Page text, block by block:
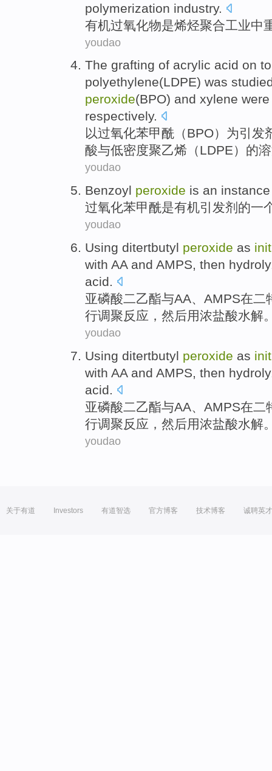
polymerization industry.
有机过氧化物是烯烃聚合工业中
youdao
The grafting of acrylic acid on to
polyethylene(LDPE) was
peroxide(BPO) and xylene
respectively.
以过氧化苯甲酰 （BPO） 为引发
酸与低密度聚乙烯 （LDPE） 的
youdao
Benzoyl peroxide is an instance
过氧化苯甲酰是有机引发剂的一
youdao
Using ditertbutyl peroxide as
with AAand AMPS, then
acid.
亚磷酸二乙酯与AA、 AMPS在二
行调聚反应， 然后用浓盐酸水解
youdao
Using ditertbutyl peroxide as
with AAand AMPS, then
acid.
亚磷酸二乙酯与AA、 AMPS在二
行调聚反应， 然后用浓盐酸水解
youdao
关于有道 Investors 有道智选 官方博客 技术博客 诚聘英才